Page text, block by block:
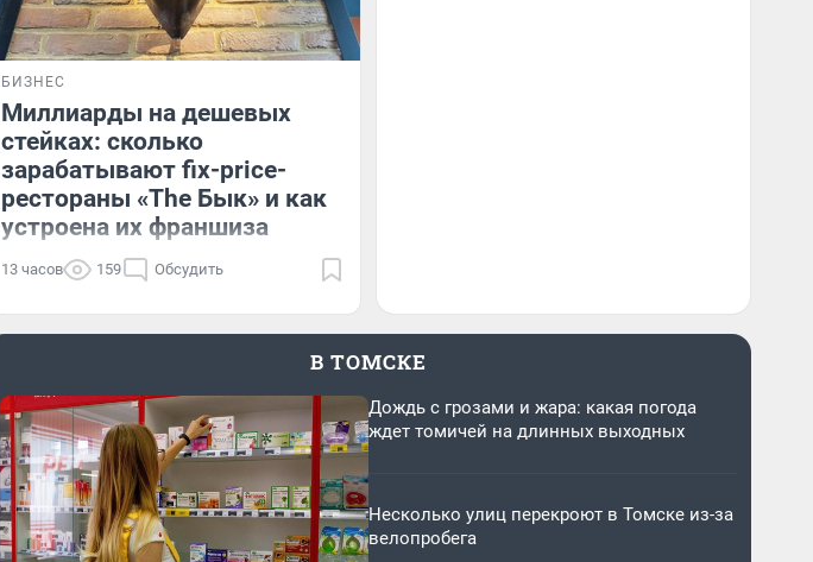
БИЗНЕС
Миллиарды на дешевых
стейках: сколько
зарабатывают fix-price-
рестораны «The Бык» и как
устроена их франшиза
13 часов 159 Обсудить
В ТОМСКЕ
Дождь с грозами и жара: какая погода
ждет томичей на длинных выходных
Несколько улиц перекроют в Томске из-за
велопробега